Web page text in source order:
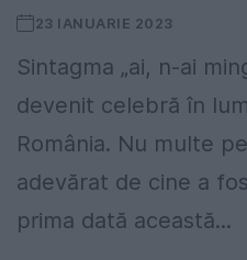
23 IANUARIE 2023
Sintagma „ai, n-ai
devenit celebră în
România. Nu multe
adevărat de cine a
prima dată această...